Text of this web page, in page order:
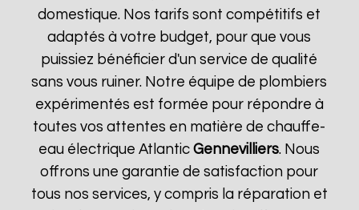
domestique. Nos tarifs sont compétitifs et
adaptés à votre budget, pour que vous
puissiez bénéficier d'un service de qualité
sans vous ruiner. Notre équipe de plombiers
expérimentés est formée pour répondre à
toutes vos attentes en matière de chauffe-
eau électrique AtlanticGennevilliers. Nous
offrons une garantie de satisfaction pour
tous nos services, y compris la réparation et